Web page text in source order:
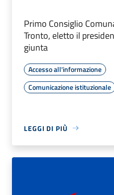
Primo Consiglio
Tronto, eletto il
giunta
Accesso all'informazione
Comunicazione istituzionale
LEGGI DI PIÙ